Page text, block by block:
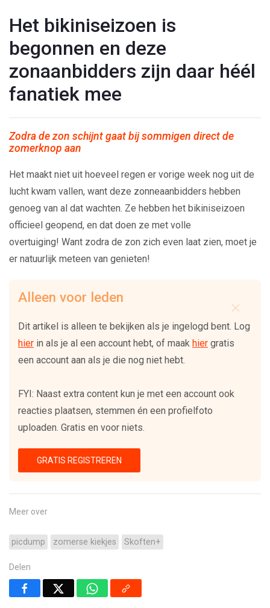
Het bikiniseizoen is
begonnen en deze
zonaanbidders zijn daar héél
fanatiek mee
Zodra de zon schijnt gaat bij sommigen direct de
zomerknop aan
Het maakt niet uit hoeveel regen er vorige week nog uit de
lucht kwam vallen, want deze zonneaanbidders hebben
genoeg van al dat wachten. Ze hebben het bikiniseizoen
officieel geopend, en dat doen ze met volle
overtuiging! Want zodra de zon zich even laat zien, moet je
er natuurlijk meteen van genieten!
Alleen voor leden
Dit artikel is alleen te bekijken als je ingelogd bent. Log
hier in als je al een account hebt, of maak hier gratis
een account aan als je die nog niet hebt.
FYI: Naast extra content kun je met een account ook
reacties plaatsen, stemmen én een profielfoto
uploaden. Gratis en voor niets.
GRATIS REGISTREREN
Meer over
picdump zomerse kiekjes Skoften+
Delen